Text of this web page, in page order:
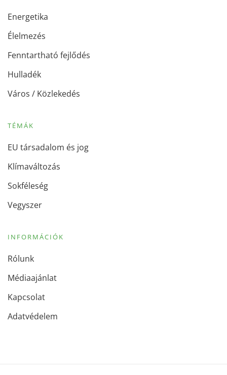
Energetika
Élelmezés
Fenntartható fejlődés
Hulladék
Város / Közlekedés
TÉMÁK
EU társadalom és jog
Klímaváltozás
Sokféleség
Vegyszer
INFORMÁCIÓK
Rólunk
Médiaajánlat
Kapcsolat
Adatvédelem